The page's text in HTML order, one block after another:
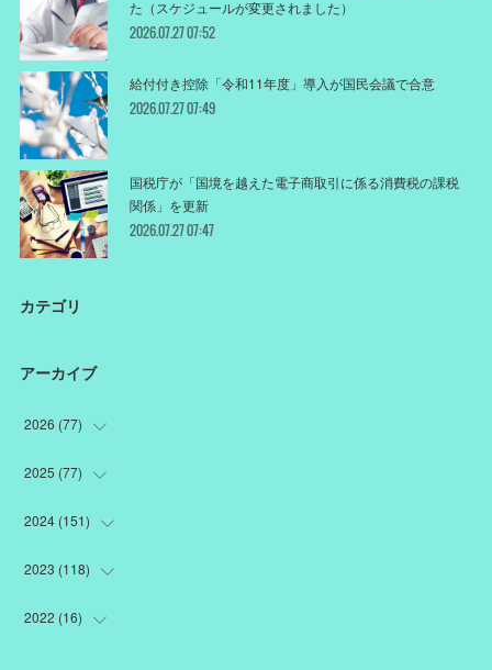
た（スケジュールが変更されました）
2026.07.27 07:52
給付付き控除「令和11年度」導入が国民会議で合意
2026.07.27 07:49
国税庁が「国境を越えた電子商取引に係る消費税の課税
関係」を更新
2026.07.27 07:47
カテゴリ
アーカイブ
2026 (77)
(18 )
(12
(12
(10
2025 (77)
(1)
(22
(22 )
2024 (151)
(19
(7
2023 (118)
(18 )
2022 (16)